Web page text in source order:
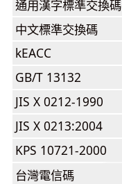
通用漢字標準交換碼
中文標準交換碼
kEACC
GB/T 13132
JIS X 0212-1990
JIS X 0213:2004
KPS 10721-2000
台灣電信碼